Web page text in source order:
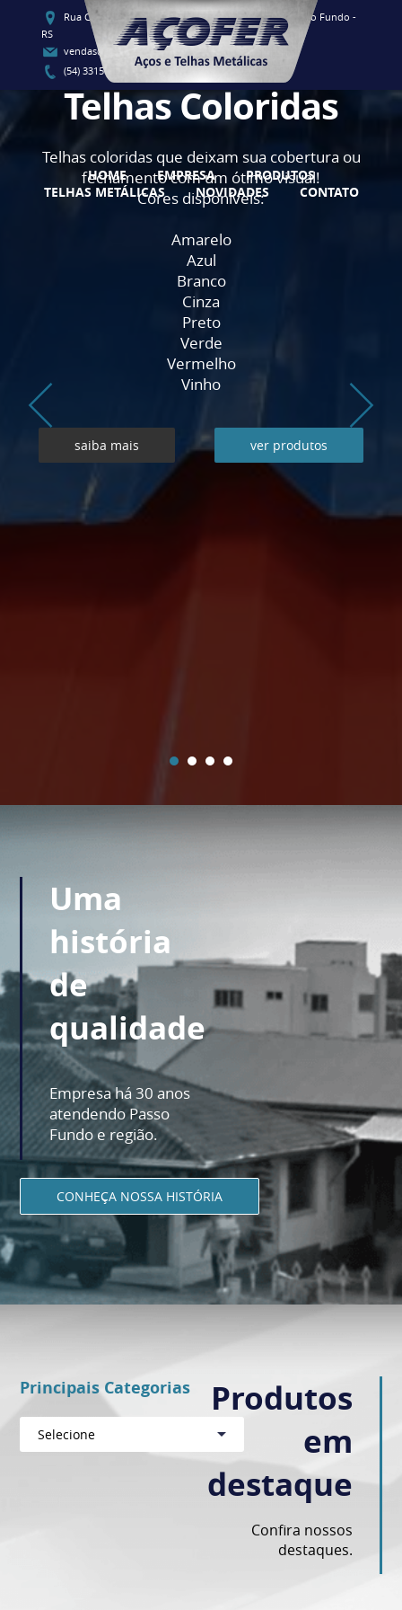
Rua Clementino Luis Vieira, 91 - CEP 99060-080 - Passo Fundo -
RS
vendas@acofersul.com.br
(54) 3315-1700 / (54) 3315-1707
HOME EMPRESA
PRODUTOS
TELHAS METÁLICAS
NOVIDADES CONTATO
Telhas Coloridas
Telhas coloridas que deixam sua cobertura ou
fechamento com um ótimo visual!
Cores disponíveis:
Amarelo
Azul
Branco
Cinza
Preto
Verde
Vermelho
Vinho
saiba mais ver produtos
Uma
história
de
qualidade
Empresa há 30 anos
atendendo Passo
Fundo e região.
CONHEÇA NOSSA HISTÓRIA
Principais Categorias
Selecione
Produtos
em
destaque
Confira nossos
destaques.